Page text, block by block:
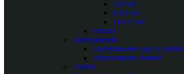
5-8 Ani
9-13 Ani
14-17 Ani
Seniori
Antrenamente
Antrenamente copii și juniori
Antrenamente Seniori
Tactică